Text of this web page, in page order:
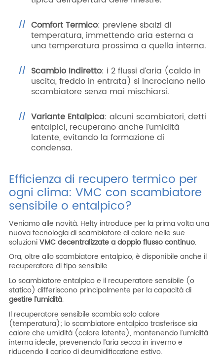
Comfort Termico: previene sbalzi di
temperatura, immettendo aria esterna a
una temperatura prossima a quella interna.
Scambio Indiretto: i 2 flussi d’aria (caldo in
uscita, freddo in entrata) si incrociano nello
scambiatore senza mai mischiarsi.
Variante Entalpica: alcuni scambiatori, detti
entalpici, recuperano anche l’umidità
latente, evitando la formazione di
condensa.
Efficienza di recupero termico per
ogni clima: VMC con scambiatore
sensibile o entalpico?
Veniamo alle novità. Helty introduce per la prima volta una
nuova tecnologia di scambiatore di calore nelle sue
soluzioniVMC decentralizzate a doppio flusso continuo.
Ora, oltre allo scambiatore entalpico, è disponibile anche il
recuperatore di tipo sensibile.
Lo scambiatore entalpico e il recuperatore sensibile (o
statico) differiscono principalmente per la capacità di
gestire l’umidità.
Il recuperatore sensibile scambia solo calore
(temperatura); lo scambiatore entalpico trasferisce sia
calore che umidità (calore latente), mantenendo l’umidità
interna ideale, prevenendo l’aria secca in inverno e
riducendo il carico di deumidificazione estivo.